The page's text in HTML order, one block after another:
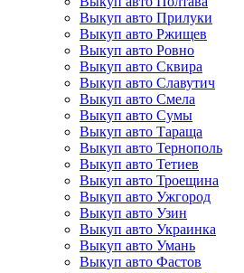
Выкуп авто Прилуки
Выкуп авто Ржищев
Выкуп авто Ровно
Выкуп авто Сквира
Выкуп авто Славутич
Выкуп авто Смела
Выкуп авто Сумы
Выкуп авто Тараща
Выкуп авто Тернополь
Выкуп авто Тетиев
Выкуп авто Троещина
Выкуп авто Ужгород
Выкуп авто Узин
Выкуп авто Украинка
Выкуп авто Умань
Выкуп авто Фастов